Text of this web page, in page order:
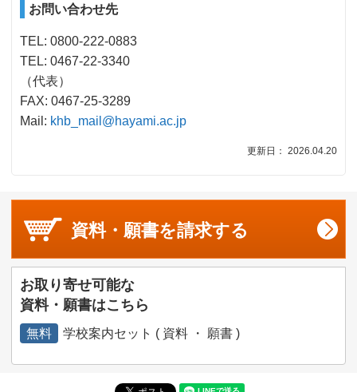
お問い合わせ先
TEL: 0800-222-0883
TEL: 0467-22-3340
（代表）
FAX: 0467-25-3289
Mail: khb_mail@hayami.ac.jp
更新日： 2026.04.20
資料・願書を請求する
お取り寄せ可能な
資料・願書はこちら
無料 学校案内セット ( 資料 ・ 願書 )